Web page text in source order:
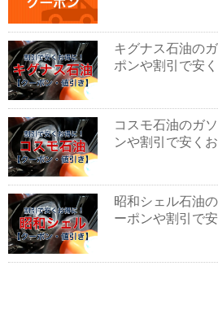
キグナス石油の
ポンや割引で安
コスモ石油のガ
ンや割引で安く
昭和シェル石油
ーポンや割引で